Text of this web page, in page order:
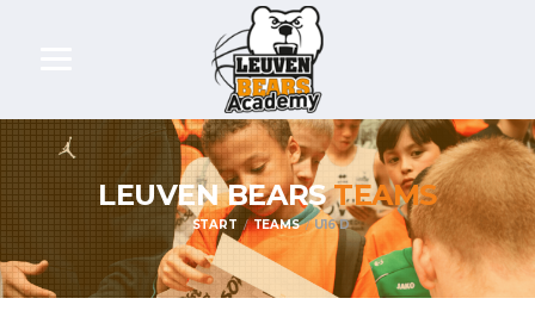
LEUVEN BEARSTEAMS
START TEAMS U16 D